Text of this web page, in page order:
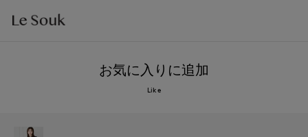
お気に入りに追加
Like